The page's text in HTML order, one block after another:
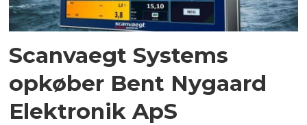
Scanvaegt Systems
opkøber Bent Nygaard
Elektronik ApS